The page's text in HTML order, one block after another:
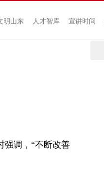
明山东 人才智库 宣讲时间
调，“不断改善